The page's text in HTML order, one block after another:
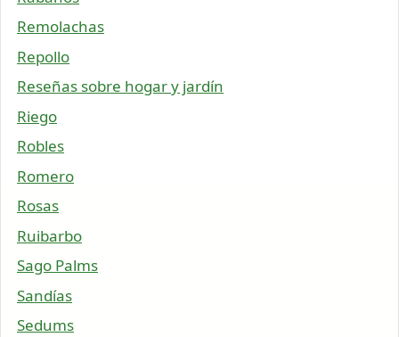
Remolachas
Repollo
Reseñas sobre hogar y jardín
Riego
Robles
Romero
Rosas
Ruibarbo
Sago Palms
Sandías
Sedums